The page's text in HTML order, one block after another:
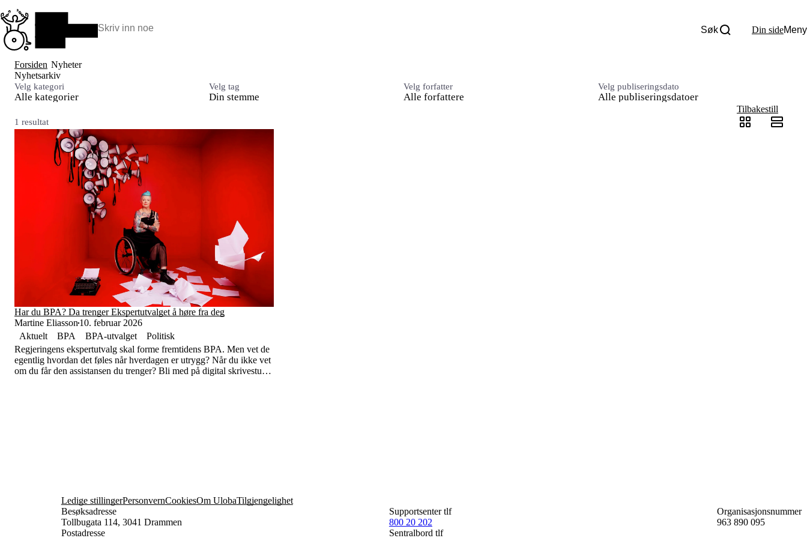
til
hovedinnhold
Søk: Søk Din sideMeny
Hva vi gjør
BPA – Borgerstyrt personlig assistanse
BPA og kommunen
Beslutningsstøtteråd
Stolte, sterke og synlige historier
Ti gode grunner til å velge Uloba
Skansgård-forelesningen
Forsiden Nyheter
Nyhetsarkiv
Velg kategori
Alle kategorier
Velg tag
Din stemme
Velg forfatter
Alle forfattere
Velg publiseringsdato
Alle publiseringsdatoer
Tilbakestill
1 resultat
Har du BPA? Da trenger Ekspertutvalget å høre fra deg
Martine Eliasson 10. februar 2026
Aktuelt
BPA BPA-utvalget
Politisk
Regjeringens ekspertutvalg skal forme fremtidens BPA. Men vet de
egentlig hvordan det føles når hverdagen er utrygg? Når du ikke vet
om du får den assistansen du trenger? Bli med på digital skrivestue,
Ledige stillingerPersonvernCookiesOm UlobaTilgjengelighet
Besøksadresse
Tollbugata 114, 3041 Drammen
Postadresse
Supportsenter tlf
800 20 202
Sentralbord tlf
Organisasjonsnummer
963 890 095